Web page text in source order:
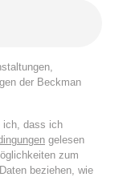
der Beckman
ich, dass ich
gelesen
zum
beziehen, wie